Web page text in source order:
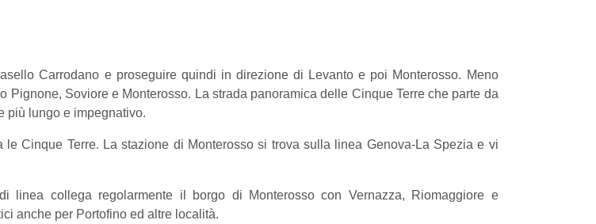
Carrodano e proseguire quindi in direzione di Levanto e poi Monterosso. Meno
Pignone, Soviore e Monterosso. La strada panoramica delle Cinque Terre che parte da
più lungo e impegnativo.
le Cinque Terre. La stazione di Monterosso si trova sulla linea Genova-La Spezia e vi
linea collega regolarmente il borgo di Monterosso con Vernazza, Riomaggiore e
anche per Portofino ed altre località.